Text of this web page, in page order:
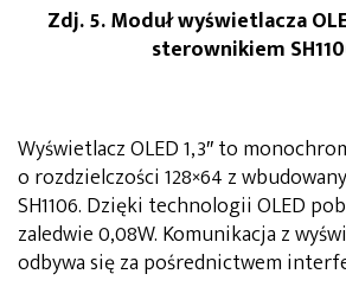
Zdj. 5. Moduł wyświetlacza
sterownikiem
Wyświetlacz OLED 1,3″ to
o rozdzielczości 128×64 z
SH1106. Dzięki technologii OLED
zaledwie 0,08W. Komunikacja z
odbywa się za pośrednictwem